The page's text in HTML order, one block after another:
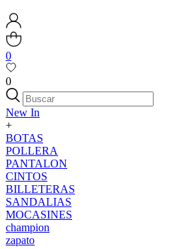
0
0
New In
+
BOTAS
POLLERA
PANTALON
CINTOS
BILLETERAS
SANDALIAS
MOCASINES
champion
zapato